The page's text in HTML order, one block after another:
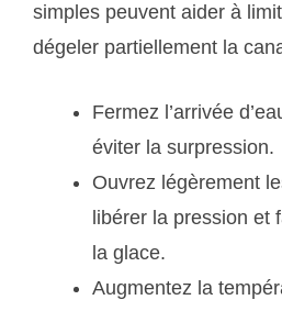
simples peuvent aider à
dégeler partiellement la
Fermez l’arrivée
éviter la surpression.
Ouvrez légèrement
libérer la pression et
la glace.
Augmentez la